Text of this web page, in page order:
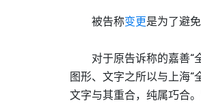
被告称变更是为了避
对于原告诉称的嘉善“
图形、文字之所以与上海“
文字与其重合，纯属巧合